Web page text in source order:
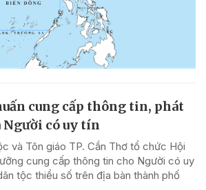
cung cấp thông tin, phát
có uy tín
và Tôn giáo TP. Cần Thơ tổ chức Hội
cung cấp thông tin cho Người có uy
tộc thiểu số trên địa bàn thành phố